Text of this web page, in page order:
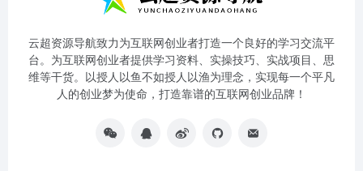
云超资源导航致力为互联网创业者打造一个良好的学习交流平
台。为互联网创业者提供学习资料、实操技巧、实战项目、思
维等干货。以授人以鱼不如授人以渔为理念，实现每一个平凡
人的创业梦为使命，打造靠谱的互联网创业品牌！